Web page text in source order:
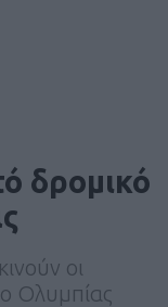
δρομικό
οι
Ολυμπίας